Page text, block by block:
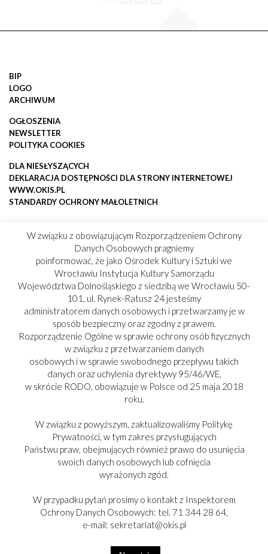
BIP
LOGO
ARCHIWUM
OGŁOSZENIA
NEWSLETTER
POLITYKA COOKIES
DLA NIESŁYSZĄCYCH
DEKLARACJA DOSTĘPNOŚCI DLA STRONY INTERNETOWEJ
WWW.OKIS.PL
STANDARDY OCHRONY MAŁOLETNICH
W związku z obowiązującym Rozporządzeniem Ochrony
Danych Osobowych pragniemy
poinformować, że jako Ośrodek Kultury i Sztuki we
Wrocławiu Instytucja Kultury Samorządu
Województwa Dolnośląskiego z siedzibą we Wrocławiu 50-
101, ul. Rynek-Ratusz 24 jesteśmy
administratorem danych osobowych i przetwarzamy je w
sposób bezpieczny oraz zgodny z prawem.
Rozporządzenie Ogólne w sprawie ochrony osób fizycznych
w związku z przetwarzaniem danych
osobowych i w sprawie swobodnego przepływu takich
danych oraz uchylenia dyrektywy 95/46/WE,
w skrócie RODO, obowiązuje w Polsce od 25 maja 2018
roku.
W związku z powyższym, zaktualizowaliśmy Politykę
Prywatności, w tym zakres przysługujących
Państwu praw, obejmujących również prawo do usunięcia
swoich danych osobowych lub cofnięcia
wyrażonych zgód.
W przypadku pytań prosimy o kontakt z Inspektorem
Ochrony Danych Osobowych: tel. 71 344 28 64,
e-mail: sekretariat@okis.pl